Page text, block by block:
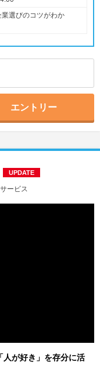
業選びのコツがわか
エントリー
ービス
UPDATE
人が好き」を存分に活